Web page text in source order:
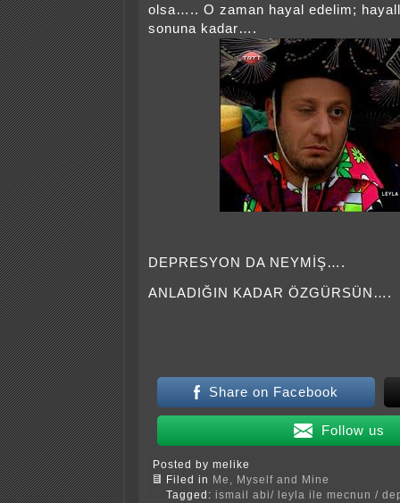
olsa….. O zaman hayal edelim;
sonuna kadar….
DEPRESYON DA NEYMİŞ….
ANLADIĞIN KADAR ÖZGÜRSÜN….
Share on Facebook
Follow us
Posted by melike
Filed in
Me, Myself and Mine
Tagged: ismail abi/ leyla ile mecnun /